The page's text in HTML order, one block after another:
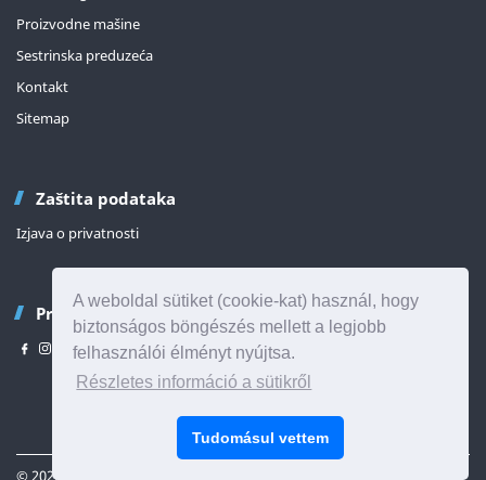
A weboldal sütiket (cookie-kat) használ, hogy
biztonságos böngészés mellett a legjobb
felhasználói élményt nyújtsa.
Részletes információ a sütikről
Tudomásul vettem
Proizvodne mašine
Sestrinska preduzeća
Kontakt
Sitemap
Zaštita podataka
Izjava o privatnosti
Pratite nas
Vrh stranice